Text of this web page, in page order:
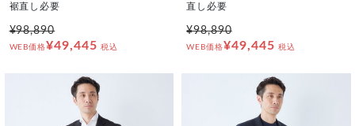
裾直し必要
¥98,890
WEB価格¥49,445 税込
直し必要
¥98,890
WEB価格¥49,445 税込